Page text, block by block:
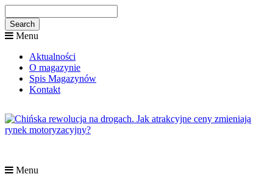
Menu
Aktualności
O magazynie
Spis Magazynów
Kontakt
Menu